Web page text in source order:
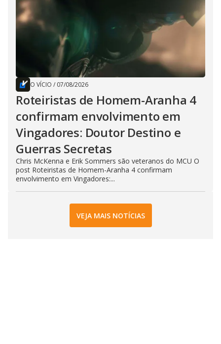
O VÍCIO / 07/08/2026
Roteiristas de Homem-Aranha 4
confirmam envolvimento em
Vingadores: Doutor Destino e
Guerras Secretas
Chris McKenna e Erik Sommers são veteranos do MCU O
post Roteiristas de Homem-Aranha 4 confirmam
envolvimento em Vingadores:...
VEJA MAIS NOTÍCIAS